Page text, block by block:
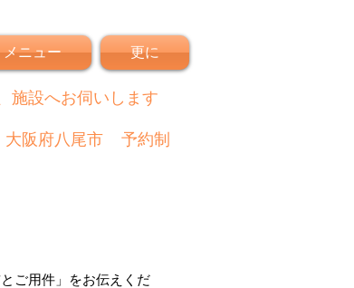
メニュー 更に
施設へお伺いします
大阪府八尾市 予約制
ご用件 」
をお伝えくだ